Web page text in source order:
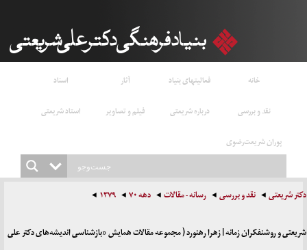
خانه فعالیتهای بنیاد آثار
اسناد
نقد و بررسی
درباره شریعتی فیلم و تصاویر
استاد شریعتی
پوران شریعت‌رضوی
دکتر شریعتی نقد و بررسی رسانه - مقالات دهه ۷۰ ۱۳۷۹
شریعتی و روشنفکران زمانه | زهرا رهنورد ( مجموعه مقالات همایش «بازشناسی اندیشه‌های دکتر علی